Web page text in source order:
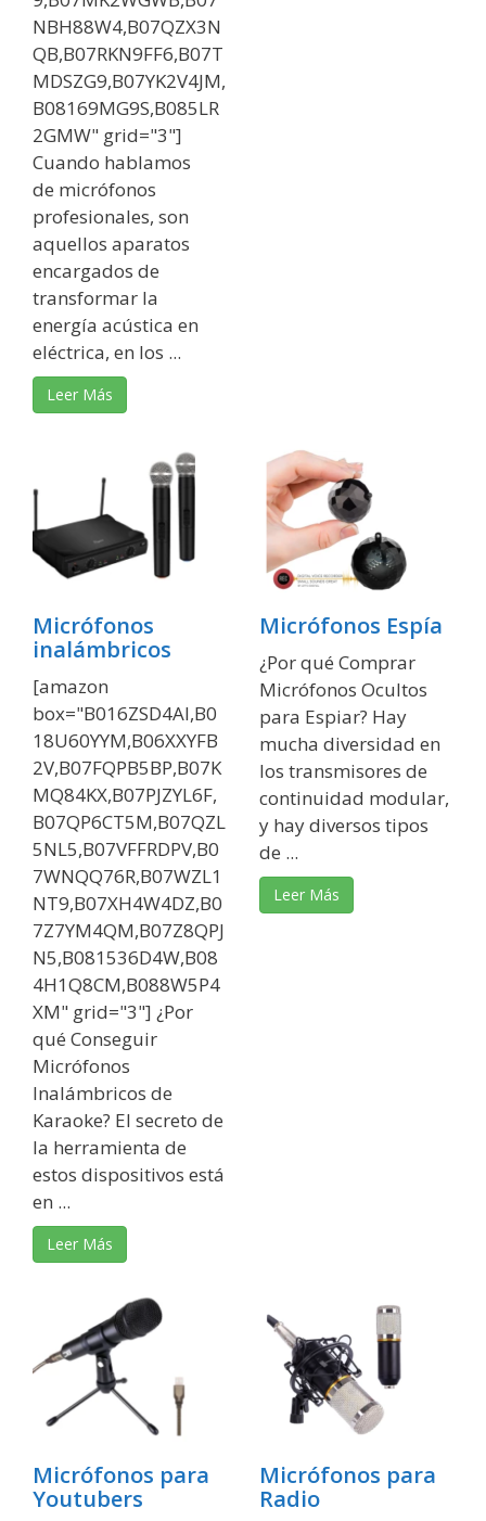
NBH88W4,B07QZX3N
QB,B07RKN9FF6,B07T
MDSZG9,B07YK2V4JM,
B08169MG9S,B085LR
2GMW" grid="3"]
Cuando hablamos
de micrófonos
profesionales, son
aquellos aparatos
encargados de
transformar la
energía acústica en
eléctrica, en los ...
Leer Más
Micrófonos
inalámbricos
[amazon
box="B016ZSD4AI,B0
18U60YYM,B06XXYFB
2V,B07FQPB5BP,B07K
MQ84KX,B07PJZYL6F,
B07QP6CT5M,B07QZL
5NL5,B07VFFRDPV,B0
7WNQQ76R,B07WZL1
NT9,B07XH4W4DZ,B0
7Z7YM4QM,B07Z8QPJ
N5,B081536D4W,B08
4H1Q8CM,B088W5P4
XM" grid="3"] ¿Por
qué Conseguir
Micrófonos
Inalámbricos de
Karaoke? El secreto de
la herramienta de
estos dispositivos está
en ...
Leer Más
Micrófonos Espía
¿Por qué Comprar
Micrófonos Ocultos
para Espiar? Hay
mucha diversidad en
los transmisores de
continuidad modular,
y hay diversos tipos
de ...
Leer Más
Micrófonos para
Youtubers
Micrófonos para
Radio